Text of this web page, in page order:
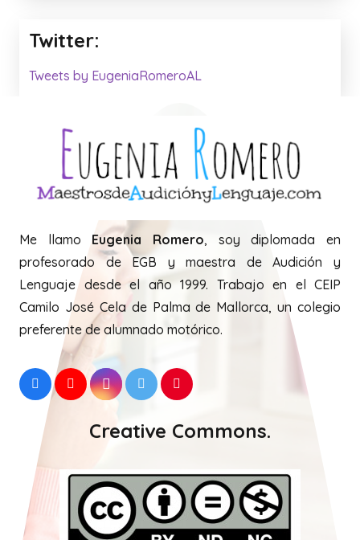
Twitter:
Tweets by EugeniaRomeroAL
Me llamo Eugenia Romero, soy diplomada en
profesorado de EGB y maestra de Audición y
Lenguaje desde el año 1999. Trabajo en el CEIP
Camilo José Cela de Palma de Mallorca, un colegio
preferente de alumnado motórico.
Creative Commons.